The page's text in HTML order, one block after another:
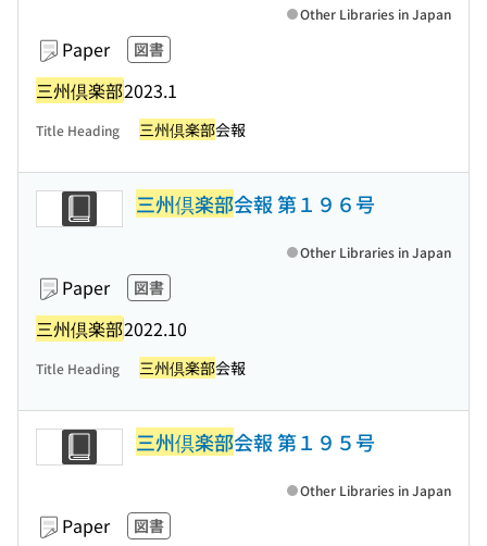
Paper 図書
三州倶楽部2023.1
Other Libraries in Japan
Title Heading 三州倶楽部会報
三州倶楽部会報 第１９６号
Paper 図書
三州倶楽部2022.10
Other Libraries in Japan
Title Heading 三州倶楽部会報
三州倶楽部会報 第１９５号
Paper 図書
Other Libraries in Japan